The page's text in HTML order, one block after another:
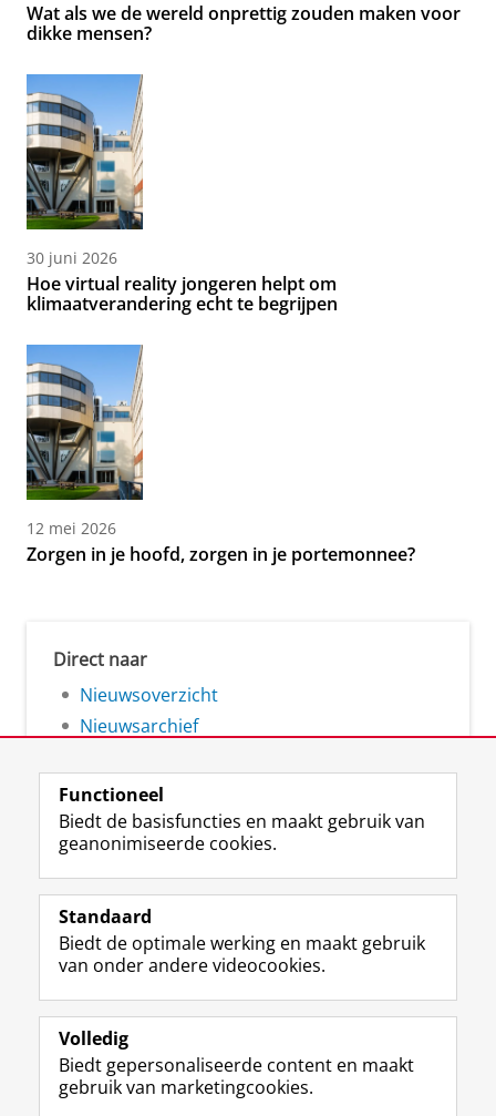
Wat als we de wereld onprettig zouden maken voor
dikke mensen?
30 juni 2026
Hoe virtual reality jongeren helpt om
klimaatverandering echt te begrijpen
12 mei 2026
Zorgen in je hoofd, zorgen in je portemonnee?
Direct naar
Nieuwsoverzicht
Nieuwsarchief
Volg de RUG
F
a
e
b
o
p
a
L
i
k
e
I
-
p
R
S
-
f
e
R
I
n
t
r
m
Y
o
T
e
k
Studiekiezers
Alumni
Over ons
Functioneel
Biedt de basisfuncties en maakt gebruik van
geanonimiseerde cookies.
Standaard
Biedt de optimale werking en maakt gebruik
van onder andere videocookies.
Volledig
Biedt gepersonaliseerde content en maakt
gebruik van marketingcookies.